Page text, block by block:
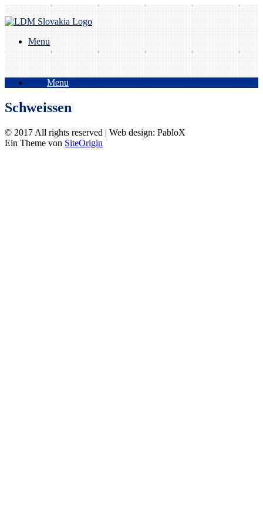
Inhalt
Menu
Menu
Schweissen
© 2017 All rights reserved | Web design: PabloX
Ein Theme von SiteOrigin